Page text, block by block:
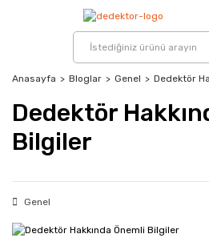
Anasayfa Bloglar Genel Dedektör
Dedektör
Bilgiler
Genel